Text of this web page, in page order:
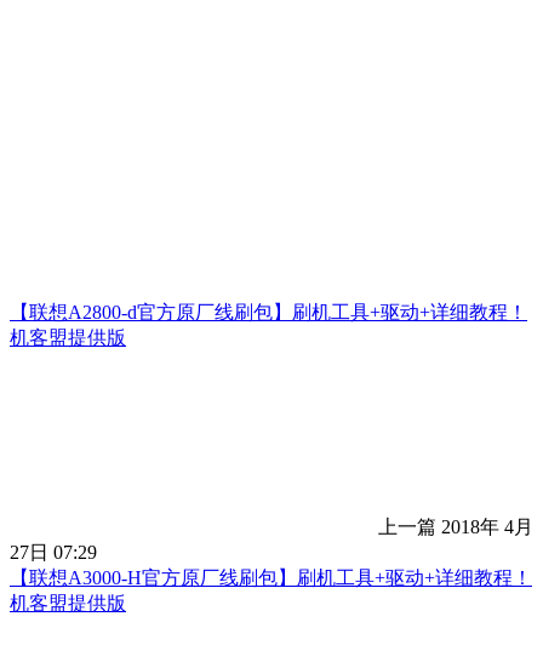
【联想A2800-d官方原厂线刷包】刷机工具+驱动+详细教程！
机客盟提供版
上一篇 2018年 4月
27日 07:29
【联想A3000-H官方原厂线刷包】刷机工具+驱动+详细教程！
机客盟提供版